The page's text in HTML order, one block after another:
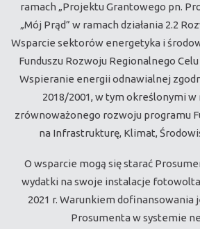
ramach „Projektu Grantowego pn.
„Mój Prąd” w ramach działania 2.2
Wsparcie sektorów energetyka i
Funduszu Rozwoju Regionalnego Celu
Wspieranie energii odnawialnej
2018/2001, w tym określonymi
zrównoważonego rozwoju programu
na Infrastrukturę, Klimat,
O wsparcie mogą się starać
wydatki na swoje instalacje
2021 r. Warunkiem dofinansowania
Prosumenta w systemie